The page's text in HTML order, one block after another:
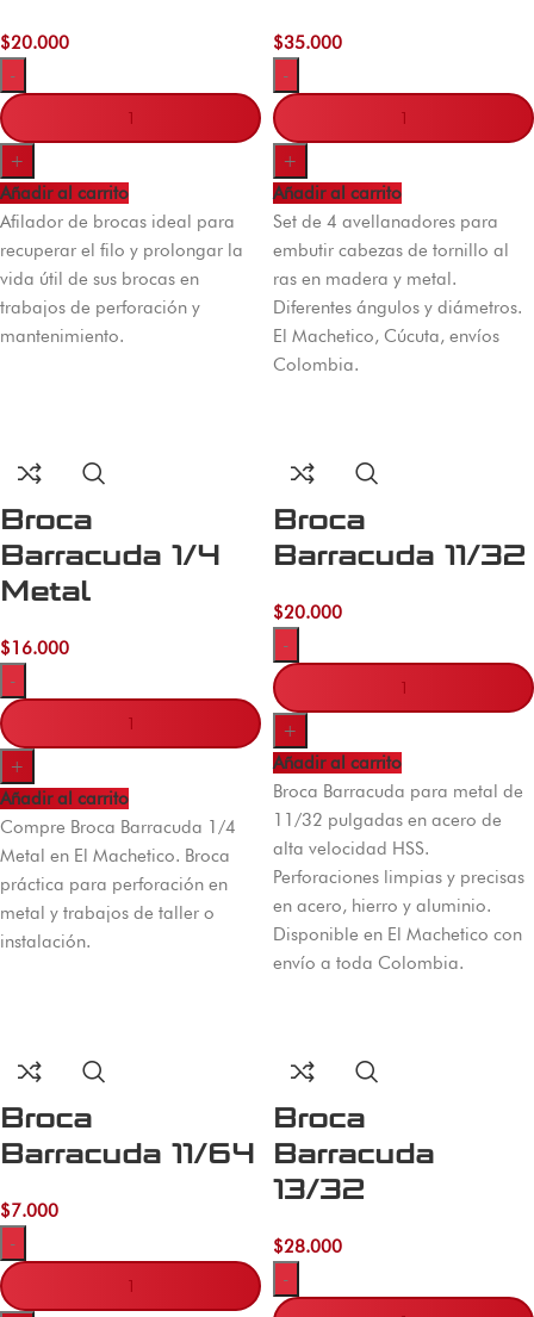
$20.000
-
+
Añadir al carrito
Afilador de brocas ideal para
recuperar el filo y prolongar la
vida útil de sus brocas en
trabajos de perforación y
mantenimiento.
$35.000
-
+
Añadir al carrito
Set de 4 avellanadores para
embutir cabezas de tornillo al
ras en madera y metal.
Diferentes ángulos y diámetros.
El Machetico, Cúcuta, envíos
Colombia.
Broca
Barracuda 1/4
Metal
$16.000
-
+
Añadir al carrito
Compre Broca Barracuda 1/4
Metal en El Machetico. Broca
práctica para perforación en
metal y trabajos de taller o
instalación.
Broca
Barracuda 11/32
$20.000
-
+
Añadir al carrito
Broca Barracuda para metal de
11/32 pulgadas en acero de
alta velocidad HSS.
Perforaciones limpias y precisas
en acero, hierro y aluminio.
Disponible en El Machetico con
envío a toda Colombia.
Broca
Barracuda 11/64
$7.000
-
Broca
Barracuda
13/32
$28.000
-